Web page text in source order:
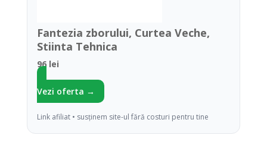
Fantezia zborului, Curtea Veche,
Stiinta Tehnica
96 lei
Vezi oferta →
Link afiliat • susținem site-ul fără costuri pentru tine